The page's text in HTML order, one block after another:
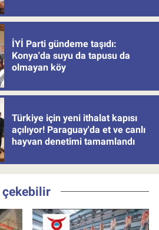
İYİ Parti gündeme taşıdı:
Konya'da suyu da tapusu da
olmayan köy
Türkiye için yeni ithalat kapısı
açılıyor! Paraguay'da et ve canlı
hayvan denetimi tamamlandı